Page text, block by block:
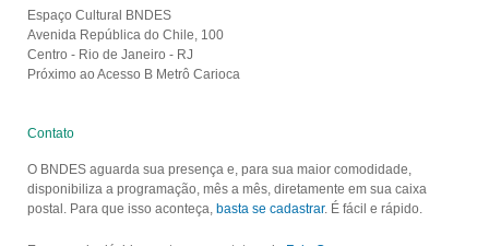
Espaço Cultural BNDES
Avenida República do Chile, 100
Centro - Rio de Janeiro - RJ
Próximo ao Acesso B Metrô Carioca
Contato
O BNDES aguarda sua presença e, para sua maior comodidade,
disponibiliza a programação, mês a mês, diretamente em sua caixa
postal. Para que isso aconteça, basta se cadastrar. É fácil e rápido.